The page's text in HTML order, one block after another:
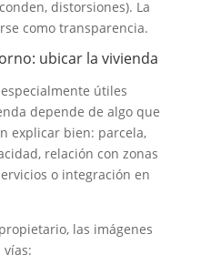
distorsiones). La
como transparencia.
ubicar la vivienda
útiles
depende de algo que
explicar bien: parcela,
relación con zonas
o integración en
las imágenes